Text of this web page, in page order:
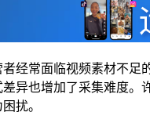
经常面临视频素材不足
异也增加了采集难度。
扰。